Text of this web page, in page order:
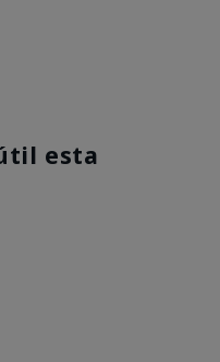
esta